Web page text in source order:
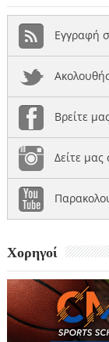
Εγγραφή
Βρείτε
Δείτε
Χορηγοί